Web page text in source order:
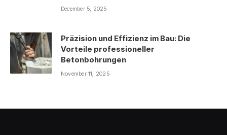
December 5, 2025
Präzision und Effizienz im Bau: Die
Vorteile professioneller
Betonbohrungen
November 11, 2025